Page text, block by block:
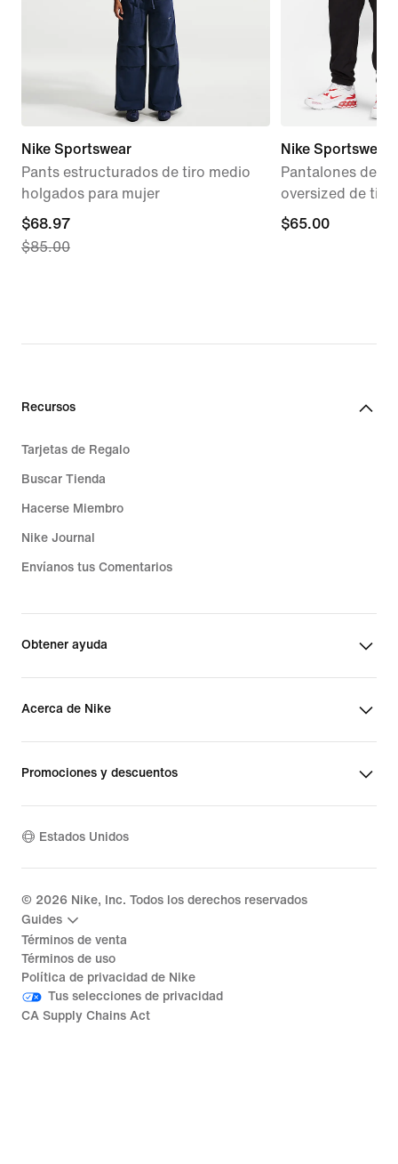
Nike Sportswear
Pants estructurados de tiro medio
holgados para mujer
current
price
$85.00
$68.97
$85.00
Nike Sportswear
Pantalones de
oversized de tiro
$65.00
$65.00
Recursos
Tarjetas de Regalo
Buscar Tienda
Hacerse Miembro
Nike Journal
Envíanos tus Comentarios
Obtener ayuda
Acerca de Nike
Promociones y descuentos
Estados Unidos
© 2026 Nike, Inc. Todos los derechos reservados
Guides
Términos de venta
Términos de uso
Política de privacidad de Nike
Tus selecciones de privacidad
CA Supply Chains Act